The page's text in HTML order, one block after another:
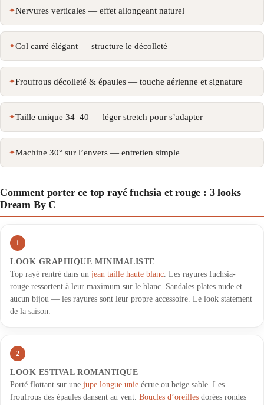
Nervures verticales — effet allongeant naturel
Col carré élégant — structure le décolleté
Froufrous décolleté & épaules — touche aérienne et signature
Taille unique 34–40 — léger stretch pour s’adapter
Machine 30° sur l’envers — entretien simple
Comment porter ce top rayé fuchsia et rouge : 3 looks
Dream By C
1
LOOK GRAPHIQUE MINIMALISTE
Top rayé rentré dans un jean taille haute blanc . Les rayures fuchsia-
rouge ressortent à leur maximum sur le blanc. Sandales plates nude et
aucun bijou — les rayures sont leur propre accessoire. Le look statement
de la saison.
2
LOOK ESTIVAL ROMANTIQUE
Porté flottant sur une jupe longue unie écrue ou beige sable. Les
froufrous des épaules dansent au vent. Boucles d’oreilles dorées rondes